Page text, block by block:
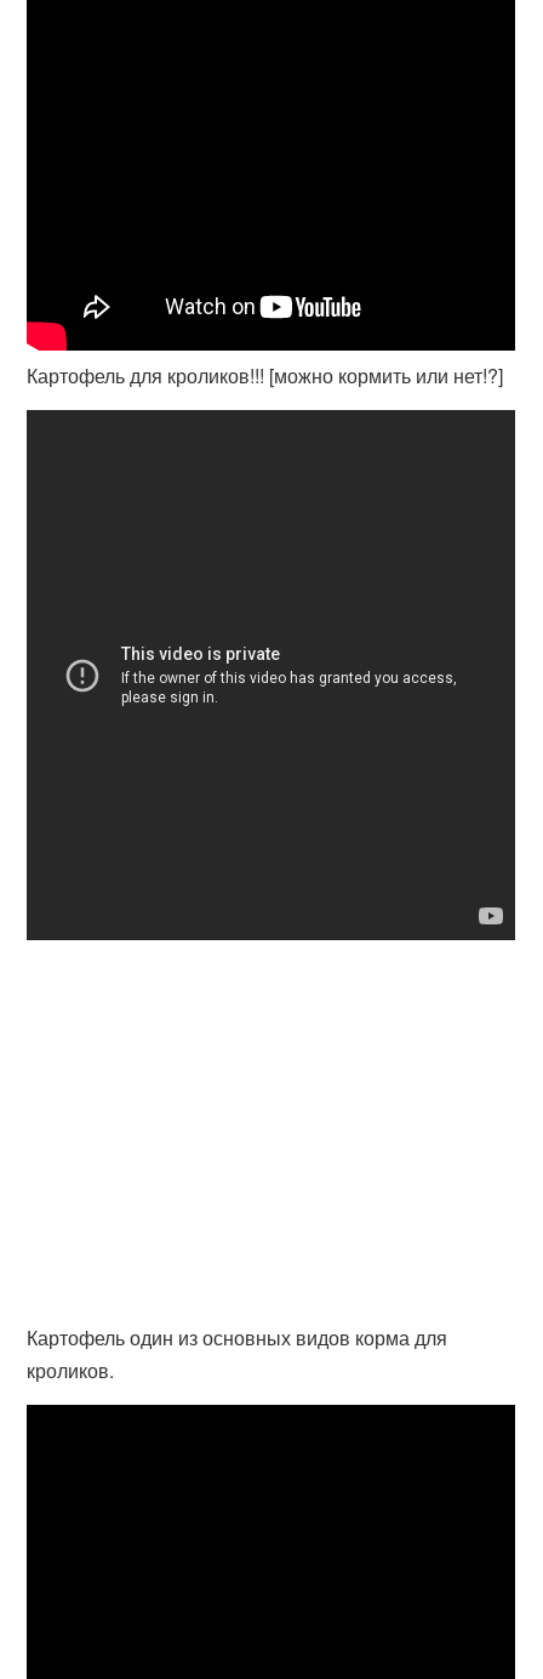
Картофель для кроликов!!! [можно кормить или нет!?]
Картофель один из основных видов корма для
кроликов.